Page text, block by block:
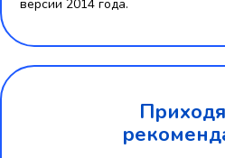
версии 2014 года.